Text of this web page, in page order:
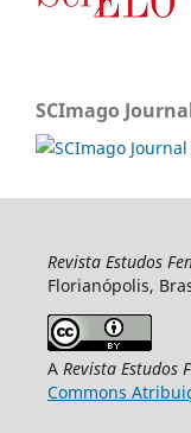
SCImago
Revista Estudos
Florianópolis,
A Revista Estudos
Commons